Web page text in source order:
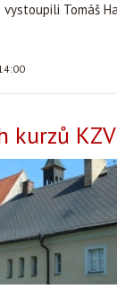
Tomáš
kurzů